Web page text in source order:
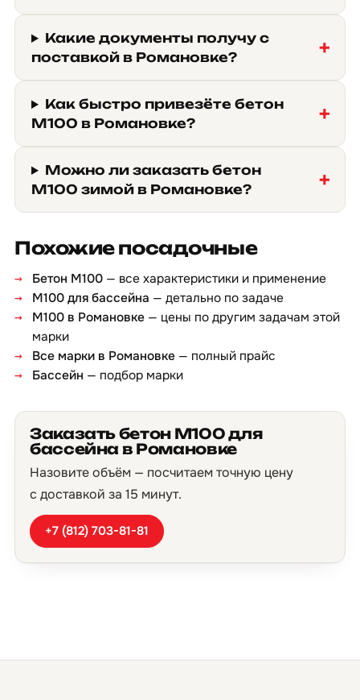
Какие документы получу с
поставкой в Романовке?
Как быстро привезёте бетон
М100 в Романовке?
Можно ли заказать бетон
М100 зимой в Романовке?
Похожие посадочные
Бетон М100 — все характеристики и применение
М100 для бассейна — детально по задаче
М100 в Романовке — цены по другим задачам этой
марки
Все марки в Романовке — полный прайс
Бассейн — подбор марки
Заказать бетон М100 для
бассейна в Романовке
Назовите объём — посчитаем точную цену
с доставкой за 15 минут.
+7 (812) 703-81-81